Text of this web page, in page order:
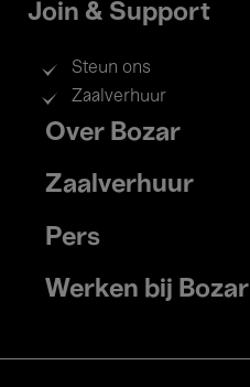
Join & Support
Steun ons
Zaalverhuur
Footer
menu
Over Bozar
Zaalverhuur
Pers
Werken bij Bozar